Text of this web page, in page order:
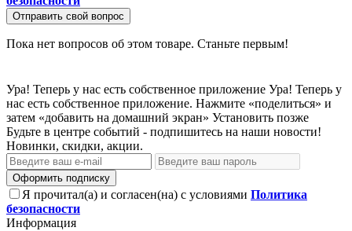
Отправить свой вопрос
Пока нет вопросов об этом товаре. Станьте первым!
Ура! Теперь у нас есть собственное приложение Ура! Теперь у
нас есть собственное приложение. Нажмите «поделиться» и
затем «добавить на домашний экран» Установить позже
Будьте в центре событий - подпишитесь на наши новости!
Новинки, скидки, акции.
Оформить подписку
Я прочитал(а) и согласен(на) с условиями Политика
безопасности
Информация